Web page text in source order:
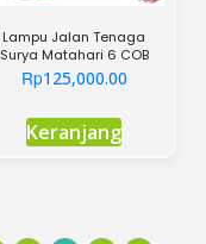
Lampu Jalan Tenaga
Surya Matahari 6 COB
Rp125,000.00
Keranjang